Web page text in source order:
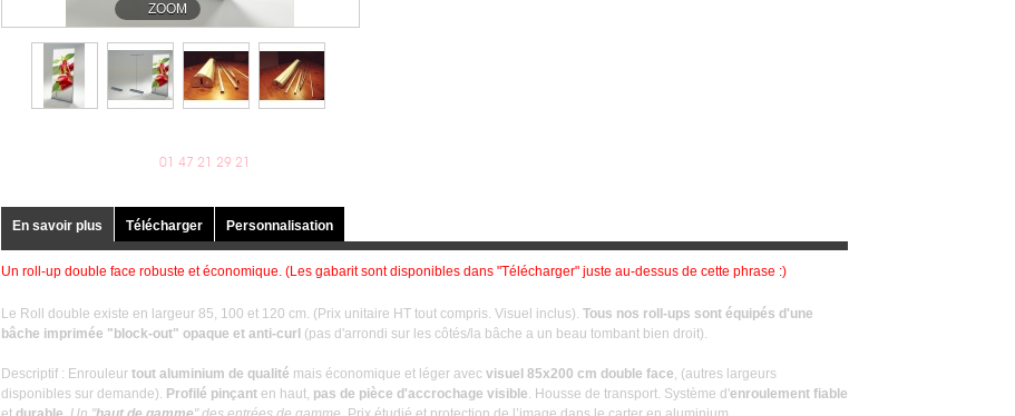
ZOOM
01 47 21 29 21
En savoir plus Télécharger Personnalisation
Un roll-up double face robuste et économique. (Les gabarit sont disponibles dans "Télécharger" juste au-dessus de cette phrase :)
Le Roll double existe en largeur 85, 100 et 120 cm. (Prix unitaire HT tout compris. Visuel inclus). Tous nos roll-ups sont équipés d'une
bâche imprimée "block-out" opaque et anti-curl (pas d'arrondi sur les côtés/la bâche a un beau tombant bien droit).
Descriptif : Enrouleur tout aluminium de qualité mais économique et léger avec visuel 85x200 cm double face, (autres largeurs
disponibles sur demande). Profilé pinçant en haut, pas de pièce d'accrochage visible. Housse de transport. Système d'enroulement fiable